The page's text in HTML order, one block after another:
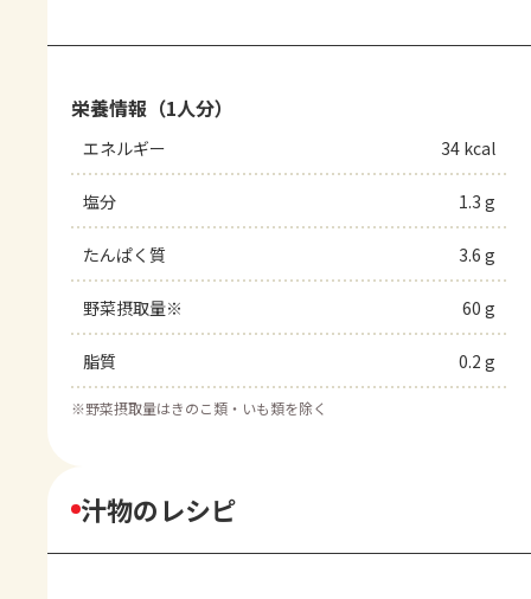
栄養情報（1人分）
エネルギー 34 kcal
塩分 1.3 g
たんぱく質 3.6 g
野菜摂取量※ 60 g
脂質 0.2 g
※野菜摂取量はきのこ類・いも類を除く
汁物のレシピ